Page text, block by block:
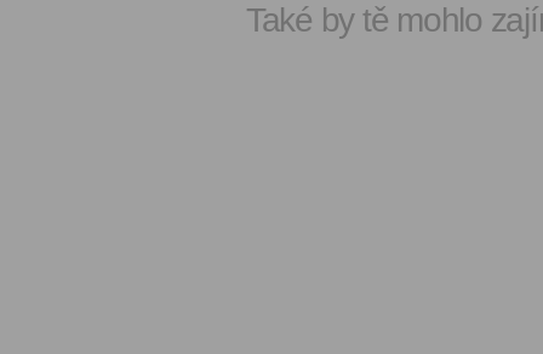
Také by tě mohlo